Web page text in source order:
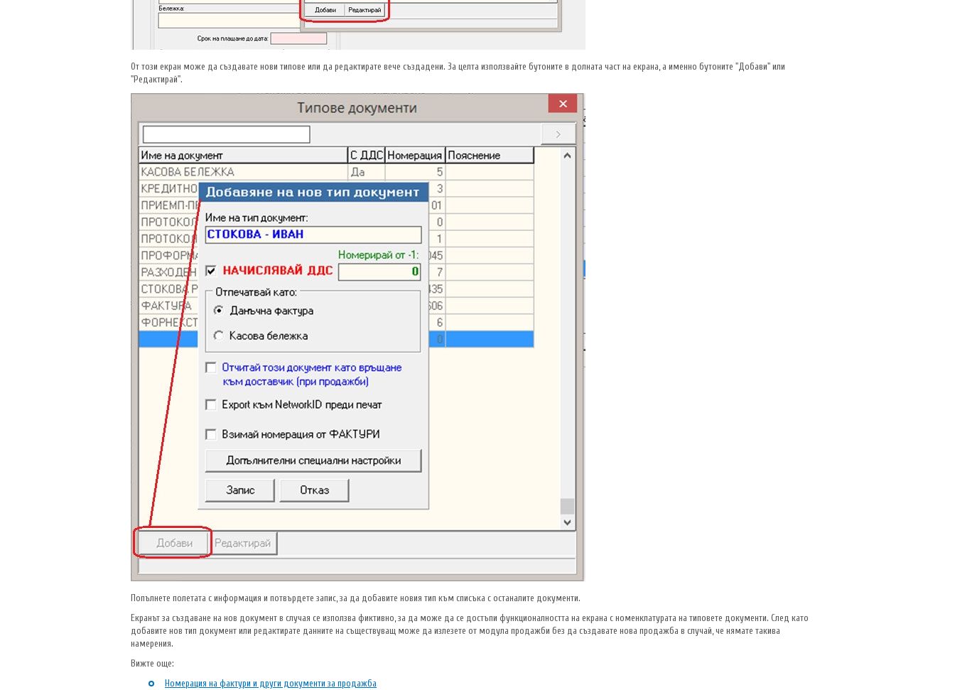
От този екран може да създавате нови типове или да редактирате вече създадени. За целта използвайте бутоните в долната част на екрана, а именно бутоните "Добави" или
"Редактирай".
Попълнете полетата с информация и потвърдете запис, за да добавите новия тип към списъка с останалите документи.
Екранът за създаване на нов документ в случая се използва фиктивно, за да може да се достъпи функционалността на екрана с номенклатурата на типовете документи. След като
добавите нов тип документ или редактирате данните на съществуващ може да излезете от модула продажби без да създавате нова продажба в случай, че нямате такива
намерения.
Вижте още:
Номерация на фактури и други документи за продажба